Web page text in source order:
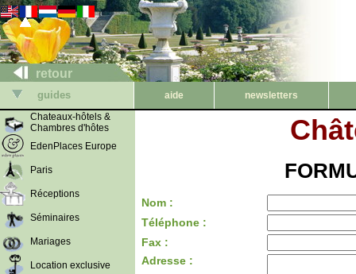
retour
guides aide
newsletters
Chateaux-hôtels &
Chambres d'hôtes
EdenPlaces Europe
Paris
Réceptions
Séminaires
Mariages
Location exclusive
Nom :
Téléphone :
Fax :
Adresse :